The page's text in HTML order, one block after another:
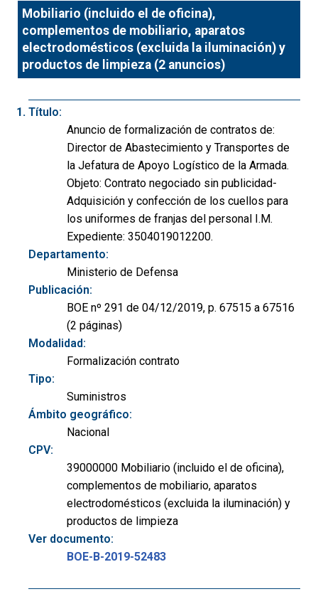
Mobiliario (incluido el de oficina),
complementos de mobiliario, aparatos
electrodomésticos (excluida la iluminación) y
productos de limpieza (2 anuncios)
Título:
Anuncio de formalización de contratos de:
Director de Abastecimiento y Transportes de
la Jefatura de Apoyo Logístico de la Armada.
Objeto: Contrato negociado sin publicidad-
Adquisición y confección de los cuellos para
los uniformes de franjas del personal I.M.
Expediente: 3504019012200.
Departamento:
Ministerio de Defensa
Publicación:
BOE nº 291 de 04/12/2019, p. 67515 a 67516
(2 páginas)
Modalidad:
Formalización contrato
Tipo:
Suministros
Ámbito geográfico:
Nacional
CPV:
39000000 Mobiliario (incluido el de oficina),
complementos de mobiliario, aparatos
electrodomésticos (excluida la iluminación) y
productos de limpieza
Ver documento:
BOE-B-2019-52483